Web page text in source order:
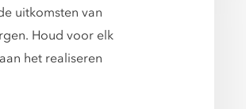
uitkomsten van
Houd voor elk
het realiseren